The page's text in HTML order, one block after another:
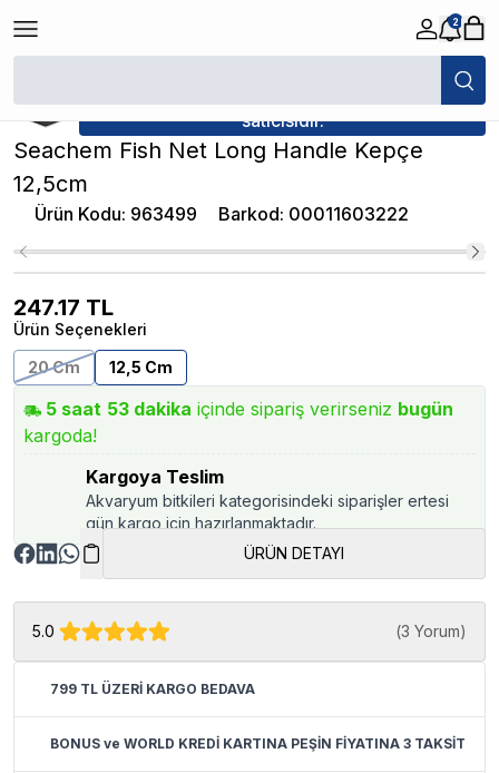
2
/ Seachem Fish Net Long Handle Kepçe 12,5cm
satıcısıdır.
Seachem Fish Net Long Handle Kepçe
12,5cm
Ürün Kodu: 963499 Barkod: 00011603222
247.17 TL
Ürün Seçenekleri
20 Cm
12,5 Cm
5 saat 53 dakika içinde sipariş verirseniz bugün
kargoda!
Kargoya Teslim
Akvaryum bitkileri kategorisindeki siparişler ertesi
gün kargo için hazırlanmaktadır.
ÜRÜN DETAYI
5.0 (3 Yorum)
799 TL ÜZERİ KARGO BEDAVA
BONUS ve WORLD KREDİ KARTINA PEŞİN FİYATINA 3 TAKSİT